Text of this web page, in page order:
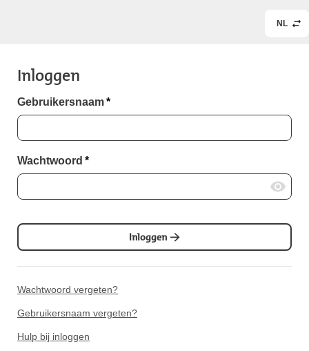
NL
Inloggen
Gebruikersnaam*
Wachtwoord *
Inloggen
Wachtwoord vergeten?
Gebruikersnaam vergeten?
Hulp bij inloggen